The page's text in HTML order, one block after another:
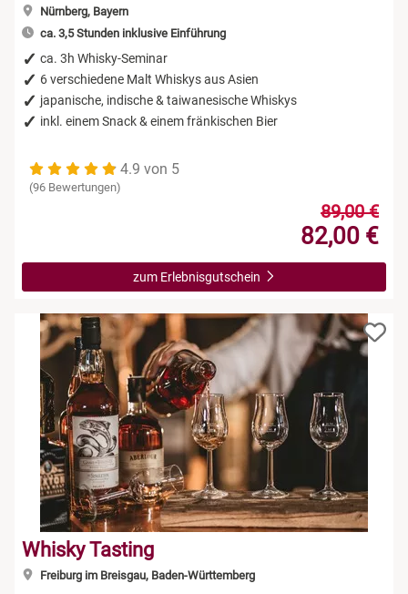
Nürnberg, Bayern
ca. 3,5 Stunden inklusive Einführung
ca. 3h Whisky-Seminar
6 verschiedene Malt Whiskys aus Asien
japanische, indische & taiwanesische Whiskys
inkl. einem Snack & einem fränkischen Bier
4.9 von 5
(96 Bewertungen)
89,00 €
82,00 €
zum Erlebnisgutschein
Whisky Tasting
Freiburg im Breisgau, Baden-Württemberg